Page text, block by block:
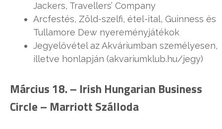
Jackers, Travellers’ Company
Arcfestés, Zöld-szelfi, étel-ital, Guinness és
Tullamore Dew nyereményjátékok
Jegyelővétel az Akváriumban személyesen,
illetve honlapján (akvariumklub.hu/jegy)
Március 18. – Irish Hungarian Business
Circle – Marriott Szálloda